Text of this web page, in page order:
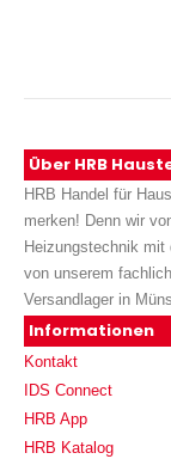
Über HRB
HRB Handel für
merken! Denn wir
Heizungstechnik mit
von unserem
Versandlager in
Informationen
Kontakt
IDS Connect
HRB App
HRB Katalog